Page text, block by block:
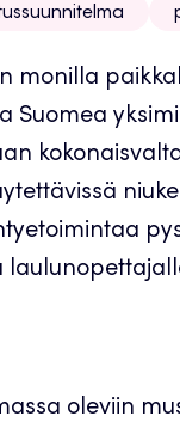
monilla
Suomea
oleviin